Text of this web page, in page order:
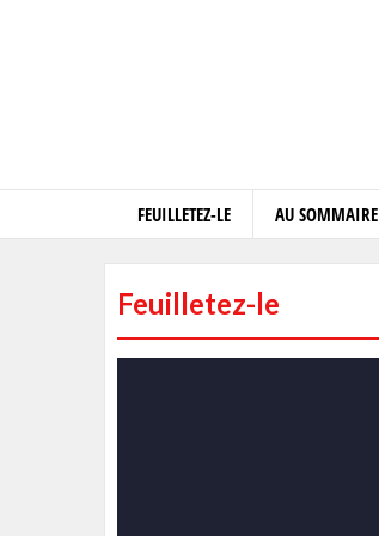
FEUILLETEZ-LE AU SOMMAIRE
Feuilletez-le